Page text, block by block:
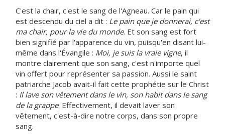
C'est la chair, c'est le sang de l'Agneau. Car le pain qui
est descendu du ciel a dit : Le pain que je donnerai, c'est
ma chair, pour la vie du monde. Et son sang est fort
bien signifié par l'apparence du vin, puisqu'en disant lui-
même dans l'Évangile : Moi, je suis la vraie vigne, il
montre clairement que son sang, c'est n'importe quel
vin offert pour représenter sa passion. Aussi le saint
patriarche Jacob avait-il fait cette prophétie sur le Christ
: Il lave son vêtement dans le vin, son habit dans le sang
de la grappe. Effectivement, il devait laver son
vêtement, c'est-à-dire notre corps, dans son propre
sang.